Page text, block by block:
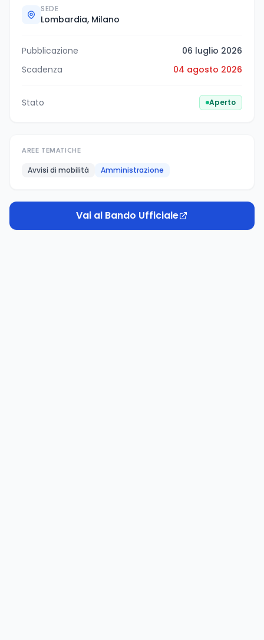
SEDE
Lombardia, Milano
Pubblicazione
06 luglio 2026
Scadenza
04 agosto 2026
Stato Aperto
AREE TEMATICHE
Avvisi di mobilità Amministrazione
Vai al Bando Ufficiale